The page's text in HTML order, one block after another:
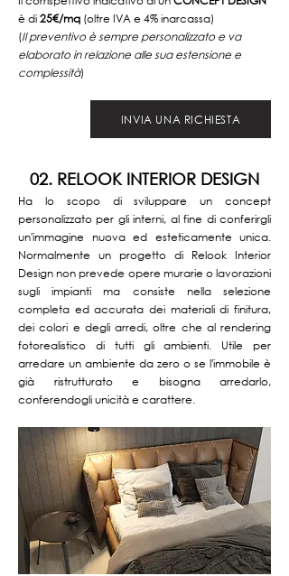
è di25€/mq (oltre IVA e 4% inarcassa)
(Il preventivo è sempre personalizzato e va
elaborato in relazione alle sua estensione e
complessità)
INVIA UNA RICHIESTA
02. RELOOK INTERIOR DESIGN
Ha lo scopo di sviluppare un concept
personalizzato per gli interni, al fine di conferirgli
un'immagine nuova ed esteticamente unica.
Normalmente un progetto di Relook Interior
Design non prevede opere murarie o lavorazioni
sugli impianti ma consiste nella selezione
completa ed accurata dei materiali di finitura,
dei colori e degli arredi, oltre che al rendering
fotorealistico di tutti gli ambienti. Utile per
arredare un ambiente da zero o se l'immobile è
già ristrutturato e bisogna arredarlo,
conferendogli unicità e carattere.